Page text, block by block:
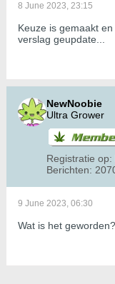
8 June 2023, 23:15
Keuze is gemaakt
verslag geupdate...
NewNoobie
Ultra Grower
Registratie op:
Berichten:
9 June 2023, 06:30
Wat is het geworden?